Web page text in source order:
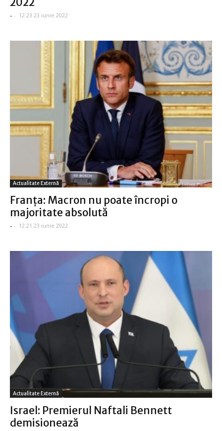
- - 12:23 23 iunie 2022
Actualitate Externă
Franţa: Macron nu poate încropi o
majoritate absolută
- - 12:21 23 iunie 2022
Actualitate Externă
Israel: Premierul Naftali Bennett
demisionează